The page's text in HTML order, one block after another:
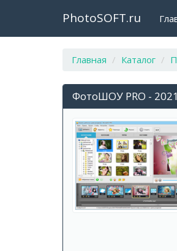
PhotoSOFT.ru
Главная Каталог
ФотоШОУ PRO - 2021